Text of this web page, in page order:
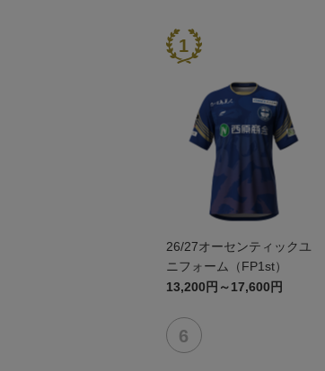
26/27オーセンティックユ
ニフォーム（FP1st）
13,200円～17,600円